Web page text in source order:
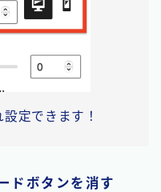
定できます！
ドボタンを消す